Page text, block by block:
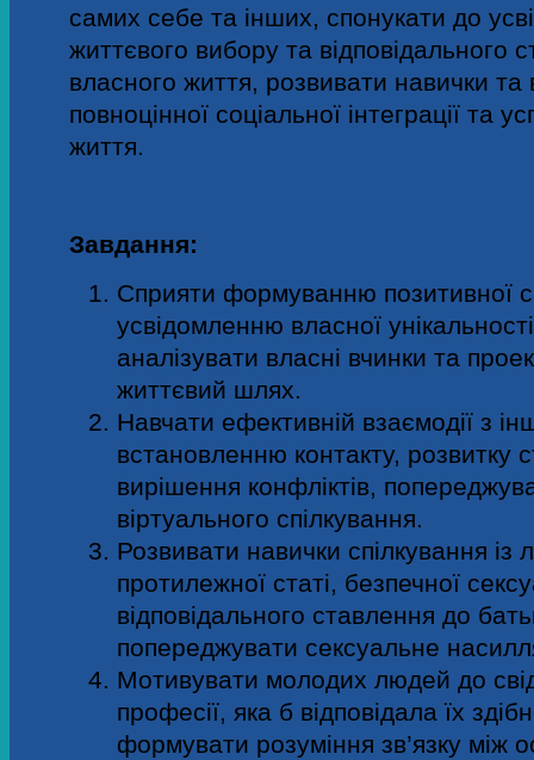
самих себе та інших, спонукати до
життєвого вибору та відповідального
власного життя, розвивати навички та
повноцінної соціальної інтеграції та
життя.
Завдання:
Сприяти формуванню позитивної
усвідомленню власної
аналізувати власні вчинки та
життєвий шлях.
Навчати ефективній взаємодії з
встановленню контакту, розвитку
вирішення конфліктів,
віртуального спілкування.
Розвивати навички спілкування
протилежної статі, безпечної
відповідального ставлення до
попереджувати сексуальне
Мотивувати молодих людей до
професії, яка б відповідала їх
формувати розуміння зв’язку між